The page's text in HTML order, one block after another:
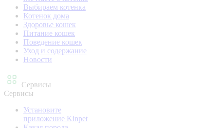
Выбираем котенка
Котенок дома
Здоровье кошек
Питание кошек
Поведение кошек
Уход и содержание
Новости
Сервисы
Сервисы
Установите
приложение Kinpet